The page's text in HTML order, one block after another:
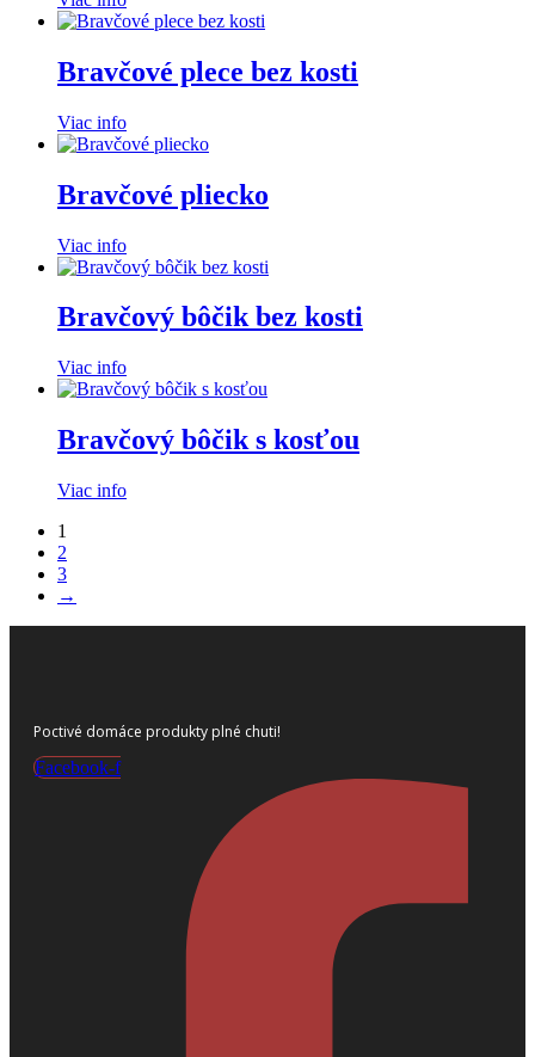
Bravčové plece bez kosti
Viac info
Bravčové pliecko
Viac info
Bravčový bôčik bez kosti
Viac info
Bravčový bôčik s kosťou
Viac info
1
2
3
→
Poctivé domáce produkty plné chuti!
Facebook-f